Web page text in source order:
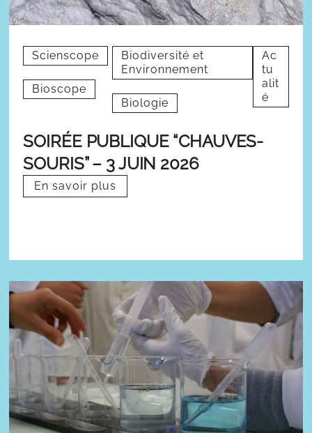
Scienscope
Bioscope
Biodiversité et
Environnement
Biologie
Ac
tu
alit
é
SOIRÉE PUBLIQUE “CHAUVES-
SOURIS” – 3 JUIN 2026
En savoir plus